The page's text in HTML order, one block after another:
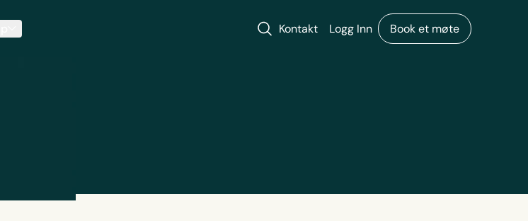
Søk Kontakt Logg Inn Book et møte